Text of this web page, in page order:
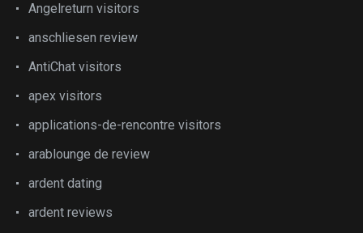
Angelreturn visitors
anschliesen review
AntiChat visitors
apex visitors
applications-de-rencontre visitors
arablounge de review
ardent dating
ardent reviews